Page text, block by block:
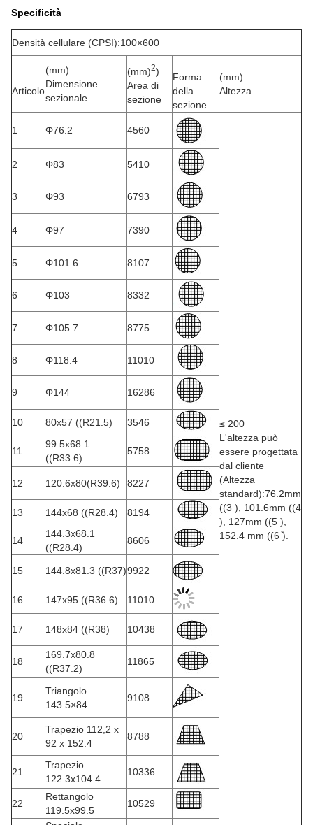
Specificità
Densità cellulare (CPSI):100×600
Articolo
(mm)
Dimensione
sezionale
(mm)2)
Area di
sezione
Forma
della
sezione
(mm)
Altezza
1 Φ76.2 4560
≤ 200
L'altezza può
essere progettata
dal cliente
(Altezza
standard):76.2mm
((3 ), 101.6mm ((4
), 127mm ((5 ),
152.4 mm ((6 ̊).
2 Φ83 5410
3 Φ93 6793
4 Φ97 7390
5 Φ101.6 8107
6 Φ103 8332
7 Φ105.7 8775
8 Φ118.4 11010
9 Φ144 16286
10 80x57 ((R21.5) 3546
11
99.5x68.1
((R33.6)
5758
12 120.6x80(R39.6) 8227
13 144x68 ((R28.4) 8194
14
144.3x68.1
((R28.4)
8606
15 144.8x81.3 ((R37)9922
16 147x95 ((R36.6) 11010
17 148x84 ((R38) 10438
18
169.7x80.8
((R37.2)
11865
19
Triangolo
143.5×84
9108
20
Trapezio 112,2 x
92 x 152.4
8788
21
Trapezio
122.3x104.4
10336
22
Rettangolo
119.5x99.5
10529